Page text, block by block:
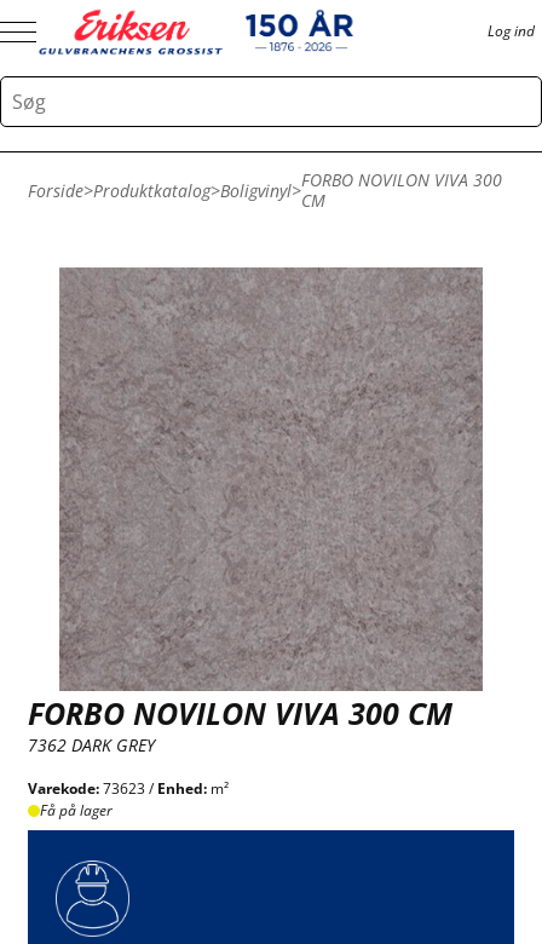
Log ind
Forside>Produktkatalog>Boligvinyl>FORBO NOVILON VIVA 300
CM
FORBO NOVILON VIVA 300 CM
7362 DARK GREY
Varekode:73623 /Enhed: m²
Få på lager